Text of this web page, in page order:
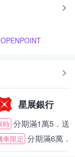
星展銀行
時 分期滿1萬5．送
車限定 分期滿6萬．